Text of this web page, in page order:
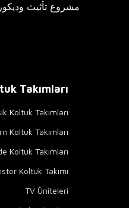
مشروع تأثيث
Takımları
Koltuk Takımları
Koltuk Takımları
Koltuk Takımları
Koltuk Takımı
TV Üniteleri